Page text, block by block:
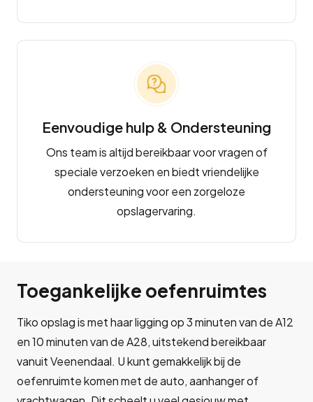
Eenvoudige hulp & Ondersteuning
Ons team is altijd bereikbaar voor vragen of
speciale verzoeken en biedt vriendelijke
ondersteuning voor een zorgeloze
opslagervaring.
Toegankelijke oefenruimtes
Tiko opslag is met haar ligging op 3 minuten van de A12
en 10 minuten van de A28, uitstekend bereikbaar
vanuit Veenendaal. U kunt gemakkelijk bij de
oefenruimte komen met de auto, aanhanger of